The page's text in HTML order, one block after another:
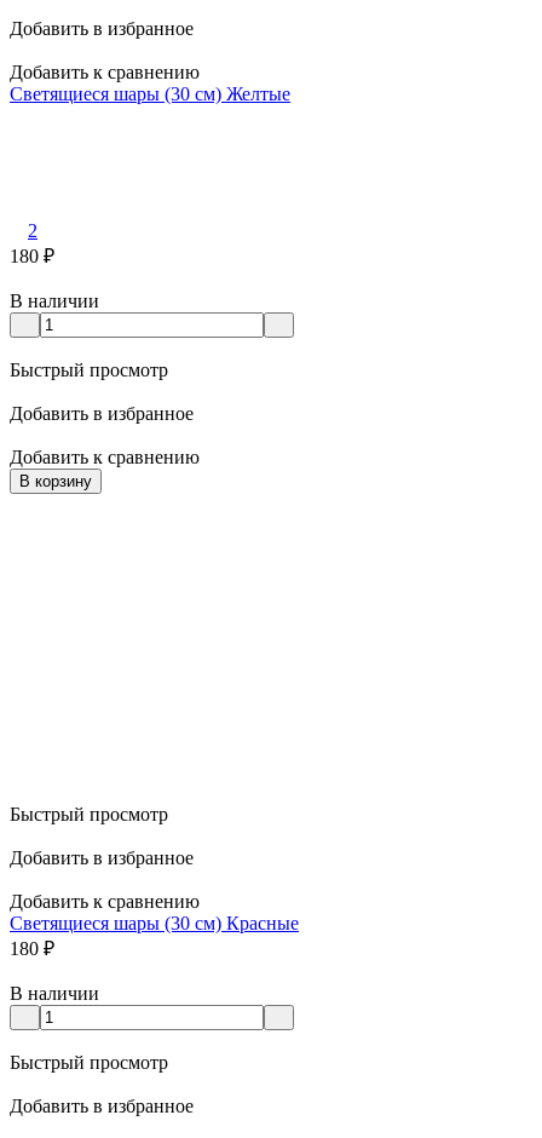
Добавить в избранное
Добавить к сравнению
Светящиеся шары (30 см) Желтые
2
180 ₽
В наличии
Быстрый просмотр
Добавить в избранное
Добавить к сравнению
В корзину
Быстрый просмотр
Добавить в избранное
Добавить к сравнению
Светящиеся шары (30 см) Красные
180 ₽
В наличии
Быстрый просмотр
Добавить в избранное